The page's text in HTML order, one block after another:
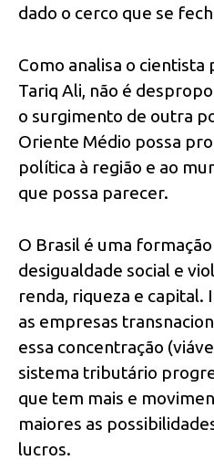
dado o cerco que se
Como analisa o
Tariq Ali, não é
o surgimento de outra
Oriente Médio possa
política à região e ao
que possa parecer.
O Brasil é uma
desigualdade social e
renda, riqueza e capital.
as empresas
essa concentração
sistema tributário
que tem mais e
maiores as
lucros.